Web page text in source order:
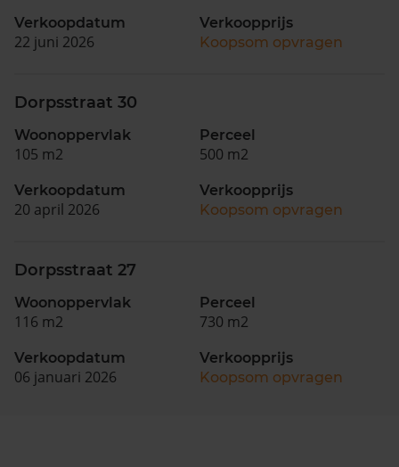
Verkoopdatum
22 juni 2026
Verkoopprijs
Koopsom opvragen
Dorpsstraat 30
Woonoppervlak
105 m2
Perceel
500 m2
Verkoopdatum
20 april 2026
Verkoopprijs
Koopsom opvragen
Dorpsstraat 27
Woonoppervlak
116 m2
Perceel
730 m2
Verkoopdatum
06 januari 2026
Verkoopprijs
Koopsom opvragen